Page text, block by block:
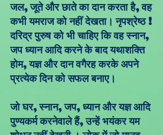
जल, जूते और छाते का दान करता है, वह
कभी यमराज को नहीं देखता। नृपश्रेष्ठ !
दरिद्र पुरुष को भी चाहिए कि वह स्नान,
जप ध्यान आदि करने के बाद यथाशक्ति
होम, यज्ञ और दान वगैरह करके अपने
प्रत्येक दिन को सफल बनाए।
जो घर, स्नान, जप, ध्यान और यज्ञ आदि
पुण्यकर्म करनेवाले हैं, उन्हें भयंकर यम